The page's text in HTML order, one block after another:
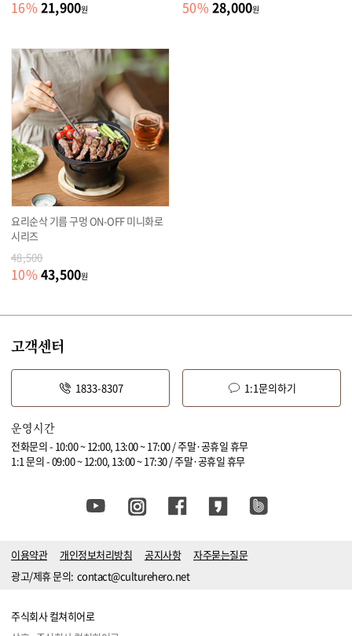
16% 21,900원 50% 28,000원
요리순삭 기름 구멍 ON-OFF 미니화로
시리즈
48,500
10% 43,500원
고객센터
1833-8307 1:1문의하기
운영시간
전화문의 - 10:00 ~ 12:00, 13:00 ~ 17:00 / 주말·공휴일 휴무
1:1 문의 - 09:00 ~ 12:00, 13:00 ~ 17:30 / 주말·공휴일 휴무
이용약관 개인정보처리방침 공지사항
자주묻는질문
광고/제휴 문의: contact@culturehero.net
주식회사 컬쳐히어로